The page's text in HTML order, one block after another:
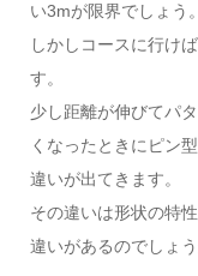
い3mが限界でしょう。
しかしコースに行け
す。
少し距離が伸びてパ
くなったときにピン
違いが出てきます。
その違いは形状の特
違いがあるのでしょう